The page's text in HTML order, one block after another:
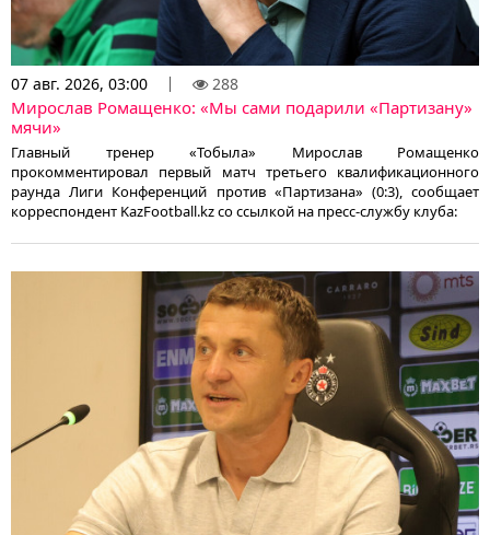
07 авг. 2026, 03:00 288
Мирослав Ромащенко: «Мы сами подарили «Партизану»
мячи»
Главный тренер «Тобыла» Мирослав Ромащенко
прокомментировал первый матч третьего квалификационного
раунда Лиги Конференций против «Партизана» (0:3), сообщает
корреспондент KazFootball.kz со ссылкой на пресс-службу клуба: